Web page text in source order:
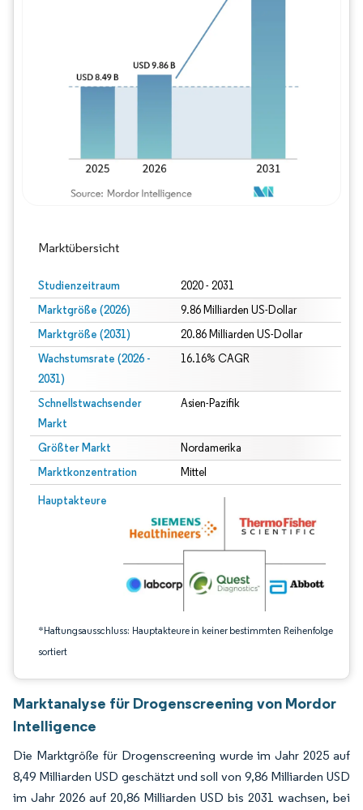
Marktübersicht
Studienzeitraum 2020 - 2031
Marktgröße (2026) 9.86 Milliarden US-Dollar
Marktgröße (2031) 20.86 Milliarden US-Dollar
Wachstumsrate (2026 -
2031)
16.16% CAGR
Schnellstwachsender
Markt
Asien-Pazifik
Größter Markt Nordamerika
Marktkonzentration Mittel
Hauptakteure
*Haftungsausschluss: Hauptakteure in keiner bestimmten Reihenfolge
sortiert
Bild © Mordor Intelligence. Wiederverwendung erfordert Namensnennung
Bild © Mordor Intelligence.
Marktanalyse für Drogenscreening von Mordor
Intelligence
Die Marktgröße für Drogenscreening wurde im Jahr 2025 auf
8,49 Milliarden USD geschätzt und soll von 9,86 Milliarden USD
im Jahr 2026 auf 20,86 Milliarden USD bis 2031 wachsen, bei